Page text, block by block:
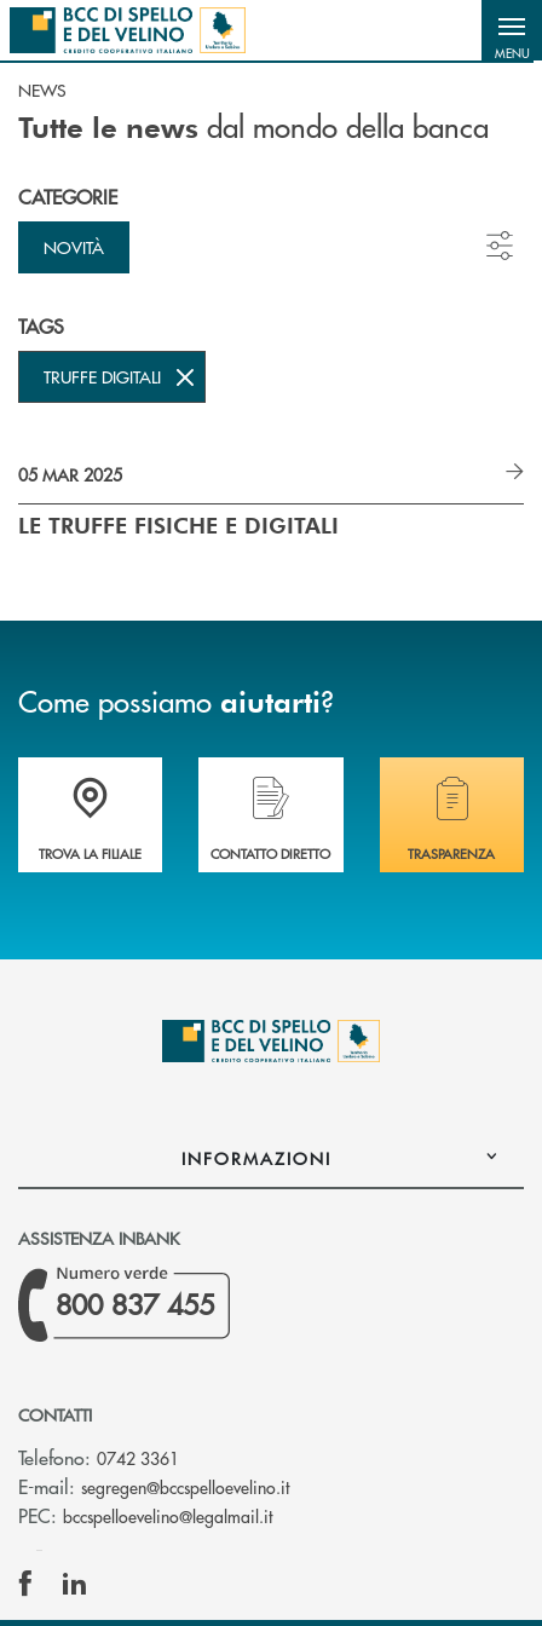
Salta al contenuto principale
MENU
NEWS
Tutte le news dal mondo della banca
CATEGORIE
NOVITÀ
TAGS
TRUFFE DIGITALI
05 MAR 2025
LE TRUFFE FISICHE E DIGITALI
Come possiamo aiutarti?
Accedi all' elenco completo delle filiali della BCC di Spello e del Velino
TROVA LA FILIALE
Hai bisogno di assistenza immediata?
CONTATTO DIRETTO
Hai bisogno di
TRASPARENZA
INFORMAZIONI
ASSISTENZA INBANK
800 837 455
CONTATTI
Telefono: 0742 3361
E-mail: segregen@bccspelloevelino.it(si apre l’app di posta
PEC: bccspelloevelino@legalmail.it(si apre l’app di posta